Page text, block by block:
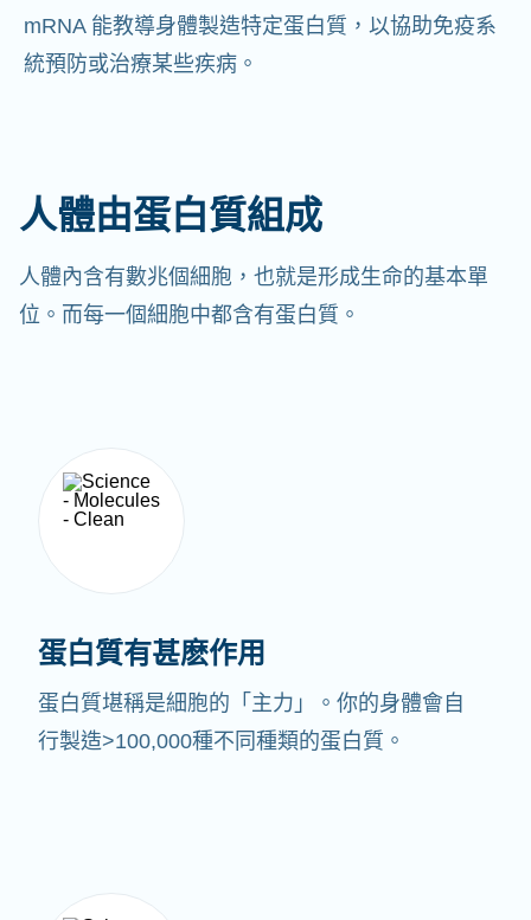
mRNA 能教導身體製造特定蛋白質，以協助免疫系
統預防或治療某些疾病。
人體由蛋白質組成
人體內含有數兆個細胞，也就是形成生命的基本單
位。而每一個細胞中都含有蛋白質。
蛋白質有甚麽作用
蛋白質堪稱是細胞的「主力」。你的身體會自
行製造>100,000種不同種類的蛋白質。